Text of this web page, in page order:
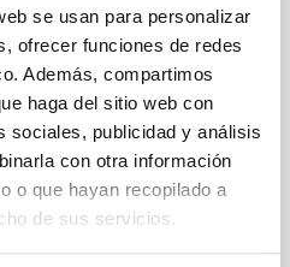
se usan para personalizar
ofrecer funciones de redes
Además, compartimos
haga del sitio web con
sociales, publicidad y análisis
con otra información
o que hayan recopilado a
de sus servicios.
density slopes of
the connection between
and the inner dark
simulated galaxies. In
the burstiness and
formation influence the
cuspy dark matter profiles.